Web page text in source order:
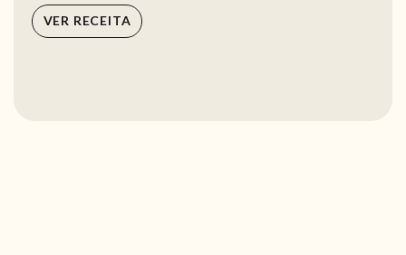
VER RECEITA